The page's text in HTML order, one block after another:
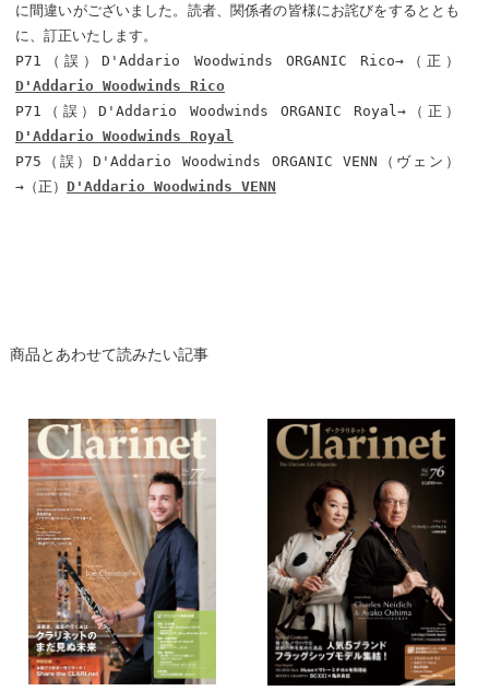
に間違いがございました。読者、関係者の皆様にお詫びをするととも
に、訂正いたします。
P71（誤）D'Addario Woodwinds ORGANIC Rico→（正）
D'Addario Woodwinds Rico
P71（誤）D'Addario Woodwinds ORGANIC Royal→（正）
D'Addario Woodwinds Royal
P75（誤）D'Addario Woodwinds ORGANIC VENN（ヴェン）
→（正） D'Addario Woodwinds VENN
商品とあわせて読みたい記事